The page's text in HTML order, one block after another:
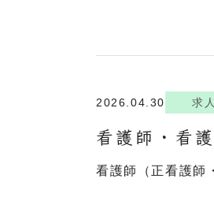
2026.04.30 求人
看護師・看
看護師（正看護